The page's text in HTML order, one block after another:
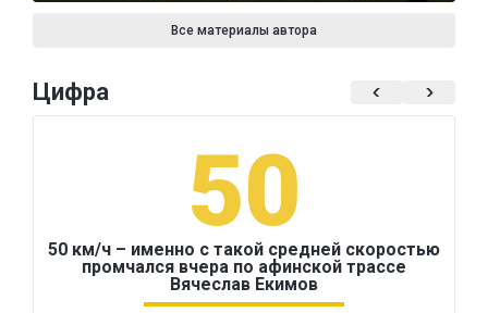
Все материалы автора
Цифра
50
50 км/ч – именно с такой средней скоростью
промчался вчера по афинской трассе
Вячеслав Екимов